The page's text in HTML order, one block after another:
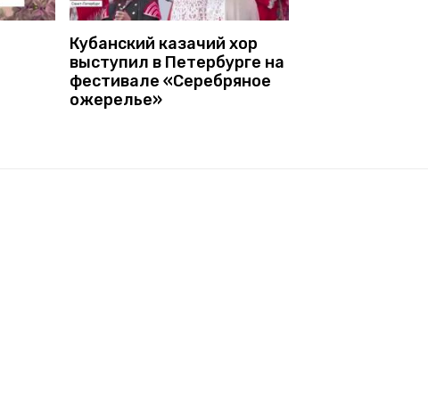
Кубанский казачий хор
выступил в Петербурге на
фестивале «Серебряное
ожерелье»